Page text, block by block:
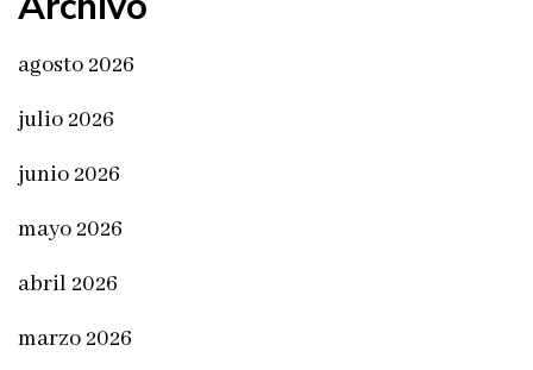
agosto 2026
julio 2026
junio 2026
mayo 2026
abril 2026
marzo 2026